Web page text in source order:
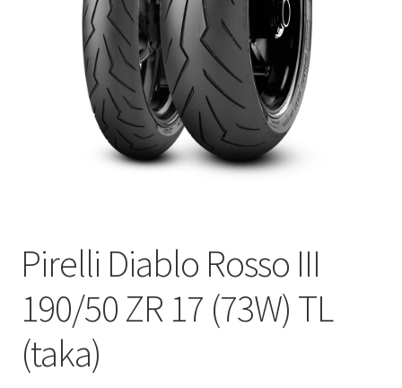
Pirelli Diablo Rosso III
190/50 ZR 17 (73W) TL
(taka)